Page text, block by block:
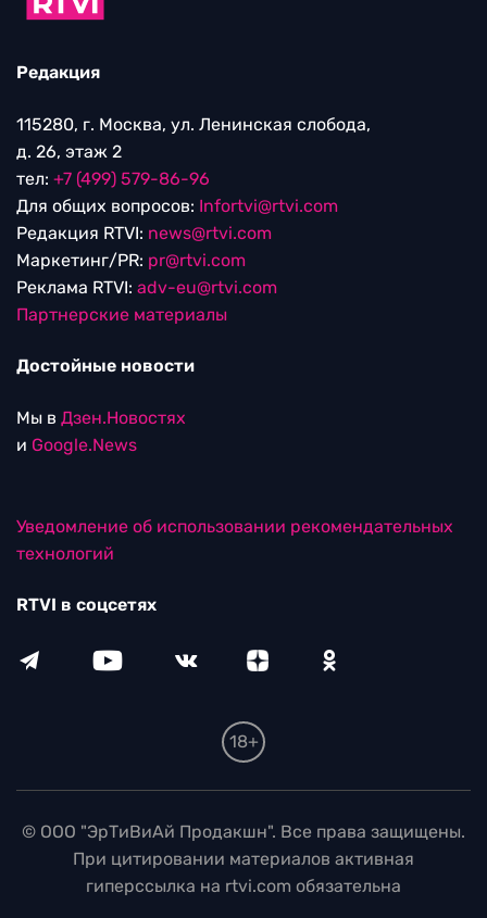
Редакция
115280, г. Москва, ул. Ленинская слобода,
д. 26, этаж 2
тел: +7 (499) 579-86-96
Для общих вопросов: Infortvi@rtvi.com
Редакция RTVI: news@rtvi.com
Маркетинг/PR: pr@rtvi.com
Реклама RTVI: adv-eu@rtvi.com
Партнерские материалы
Достойные новости
Мы в Дзен.Новостях
и Google.News
Уведомление об использовании рекомендательных
технологий
RTVI в соцсетях
18+
© ООО "ЭрТиВиАй Продакшн". Все права защищены.
При цитировании материалов активная
гиперссылка на rtvi.com обязательна